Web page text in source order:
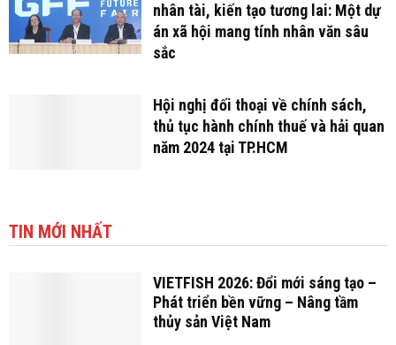
nhân tài, kiến tạo tương lai: Một dự
án xã hội mang tính nhân văn sâu
sắc
Hội nghị đối thoại về chính sách,
thủ tục hành chính thuế và hải quan
năm 2024 tại TP.HCM
TIN MỚI NHẤT
VIETFISH 2026: Đổi mới sáng tạo –
Phát triển bền vững – Nâng tầm
thủy sản Việt Nam